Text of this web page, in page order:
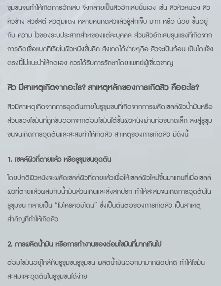
ขุมขนจนทำให้เกิดการอักเสบ จึงกลายเป็นสิวอักเสบนั่นเอง เช่น สิวหัวหนอง สิว
หัวช้าง สิวซีสต์ สิวตุ่มแดง หลายคนกดสิวแล้วรู้สึกเจ็บ มาก หรือ น้อย ขึ้นอยู่
กับ ความ ไวของระบประสาทสำหของแต่ละบุคคล ส่วนสิวอักเสบรุนแรงที่เกิดจาก
การติดเชื้อแบคทีเรียในผิวหนังชั้นลึก สังเกตได้ง่ายๆคือ สิวจะเป็นก้อน เป็นไตแข็ง
ตรงนี้ไม่แนะนำให้กดเอง ควรได้รับการรักษาโดยแพทย์ผู้เชี่ยวชาญ
สิว มีสาเหตุเกิดจากอะไร? สาเหตุหลักของการเกิดสิว คืออะไร?
สิวมีสาเหตุเกิดจากการอุดตันภายในรูขุมขนที่เกิดจากการผลัดเซลล์ผิวน้ำมันหรือ
ส่วนของไขมันที่ถูกขับออกจากต่อมไขมันใต้ชั้นผิวหนังผ่านท่อขนาดเล็ก ลงสู่รูขุม
ขนจนเกิดการอุดตันและสะสมทำให้เกิดสิว สาเหตุของการเกิดสิว มีดังนี้
1. เซลล์ผิวที่ตายแล้ว หรือรูขุมขนอุดตัน
โดยปกติผิวหนังจะผลัดเซลล์ผิวที่ตายแล้วเพื่อให้เซลล์ผิวใหม่ขึ้นมาแทนที่เมื่อเซลล์
ผิวที่ตายแล้วผสมกับน้ำมันส่วนเกินและสิ่งสกปรก ทำให้สะสมจนเกิดการอุดตันใน
รูขุมขน กลายเป็น “ไมโครคอมิโดน” ซึ่งเป็นต้นตอของการเกิดสิว เป็นสาเหตุ
สำคัญที่ทำให้เกิดสิว
2. การผลิตน้ำมัน หรือการทำงานของต่อมไขมันที่มากเกินไป
ต่อมไขมันอยุ่ใกล้กับรูขุมขนรูขุมขน ผลิตน้ำมันออกมามากผิดปกติ ทำให้ไขมัน
สะสมและอุดตันในรูขุมขนได้ง่าย